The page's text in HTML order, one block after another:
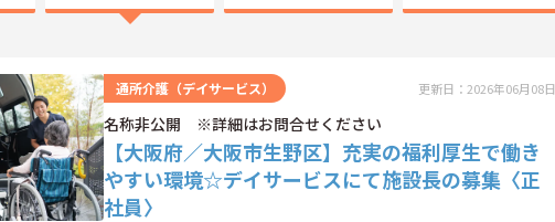
通所介護（デイサービス） 更新日：2026年06月08日
名称非公開 ※詳細はお問合せください
【大阪府／大阪市生野区】充実の福利厚生で働き
やすい環境☆デイサービスにて施設長の募集〈正
社員〉